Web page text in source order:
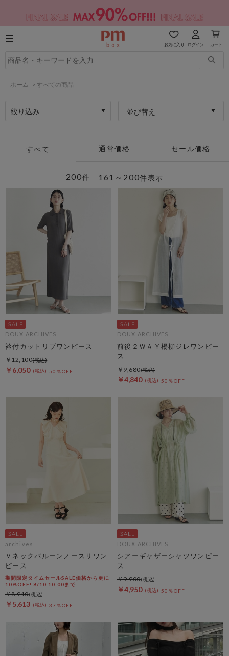
お気に入り ログイン カート
ホーム > すべての商品
絞り込み 並び替え
すべて 通常価格 セール価格
161～200件表示
200件
DOUX ARCHIVES
衿付カットリブワンピース
￥6,050 50％OFF
￥12,100
DOUX ARCHIVES
前後２ＷＡＹ楊柳ジレワンピー
ス
￥4,840 50％OFF
￥9,680
archives
Ｖネックバルーンノースリワン
ピース
期間限定タイムセールSALE価格から更に
10%OFF! 8/10 10:00まで
￥5,613 37％OFF
￥8,910
DOUX ARCHIVES
シアーギャザーシャツワンピー
ス
￥4,950 50％OFF
￥9,900